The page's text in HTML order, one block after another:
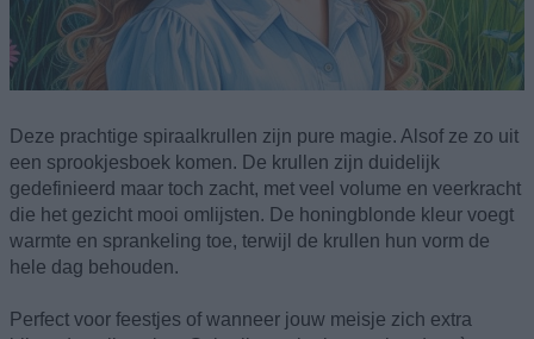
Deze prachtige spiraalkrullen zijn pure magie. Alsof ze zo uit
een sprookjesboek komen. De krullen zijn duidelijk
gedefinieerd maar toch zacht, met veel volume en veerkracht
die het gezicht mooi omlijsten. De honingblonde kleur voegt
warmte en sprankeling toe, terwijl de krullen hun vorm de
hele dag behouden.
Perfect voor feestjes of wanneer jouw meisje zich extra